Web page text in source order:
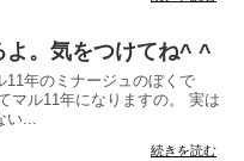
よ。気をつけてね^ ^
11年のミナージュのぼくで
マル11年になりますの。 実は
...
続きを読む